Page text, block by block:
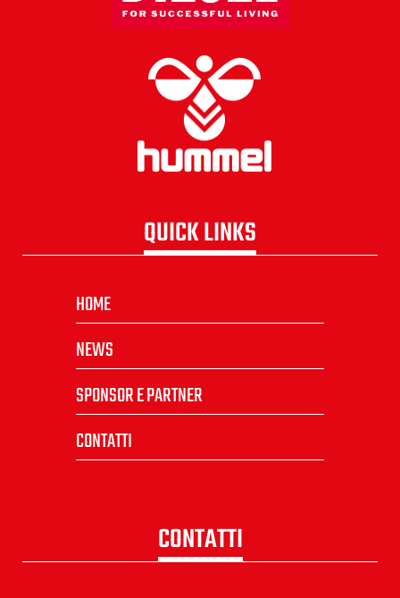
QUICK LINKS
HOME
NEWS
SPONSOR E PARTNER
CONTATTI
CONTATTI